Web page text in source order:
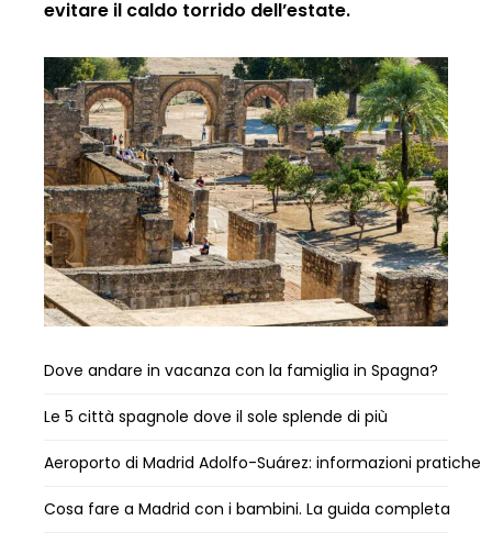
evitare il caldo torrido dell’estate.
Dove andare in vacanza con la famiglia in Spagna?
Le 5 città spagnole dove il sole splende di più
Aeroporto di Madrid Adolfo-Suárez: informazioni pratiche
Cosa fare a Madrid con i bambini. La guida completa